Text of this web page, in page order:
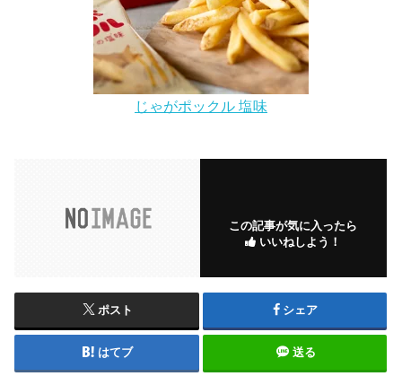
じゃがポックル 塩味
この記事が気に入ったら
いいねしよう！
ポスト シェア
はてブ 送る